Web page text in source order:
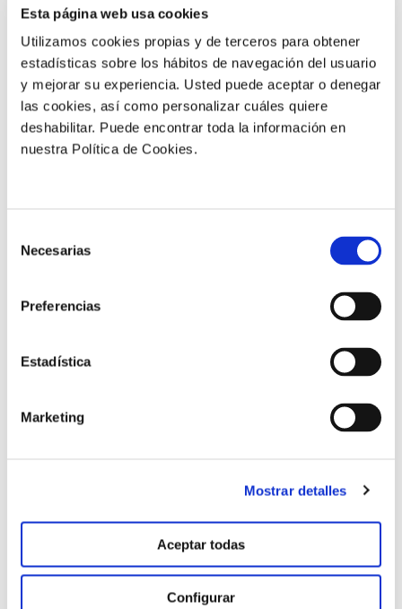
Esta página web usa cookies
Utilizamos cookies propias y de terceros para obtener
estadísticas sobre los hábitos de navegación del usuario
y mejorar su experiencia. Usted puede aceptar o denegar
las cookies, así como personalizar cuáles quiere
deshabilitar. Puede encontrar toda la información en
nuestra Política de Cookies.
Necesarias
Preferencias
Estadística
Marketing
Mostrar detalles
Aceptar todas
Configurar
Más resultados